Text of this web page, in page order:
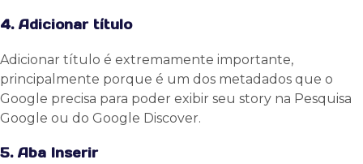
4. Adicionar título
Adicionar título é extremamente importante,
principalmente porque é um dos metadados que o
Google precisa para poder exibir seu story na Pesquisa
Google ou do Google Discover.
5. Aba Inserir